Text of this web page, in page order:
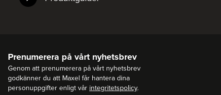
Prenumerera på vårt nyhetsbrev
Genom att prenumerera på vårt nyhetsbrev
godkänner du att Maxel får hantera dina
personuppgifter enligt vår integritetspolicy.